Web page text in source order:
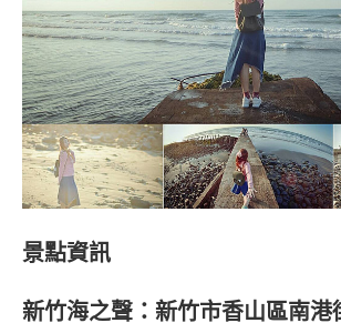
景點資訊
新竹海之聲：新竹市香山區南港